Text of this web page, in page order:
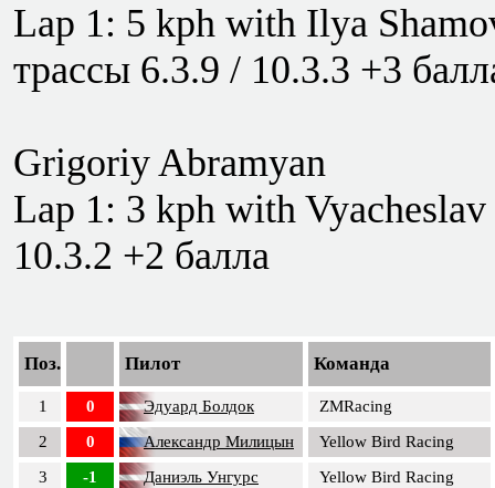
Lap 1: 5 kph with Ilya
трассы 6.3.9 / 10.3.3 +3
Grigoriy Abramyan
Lap 1: 3 kph with
10.3.2 +2 балла
Поз. Пилот Команда
1 0 Эдуард Болдок
ZMRacing
2
0 Александр Милицын
Yellow Bird Racing
3
-1 Даниэль Унгурс
Yellow Bird Racing